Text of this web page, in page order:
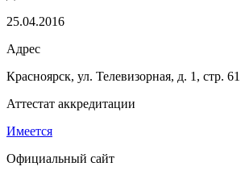
25.04.2016
Адрес
Красноярск, ул. Телевизорная, д. 1, стр. 61
Аттестат аккредитации
Имеется
Официальный сайт